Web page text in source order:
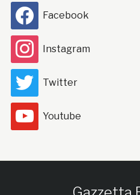
Facebook
Instagram
Twitter
Youtube